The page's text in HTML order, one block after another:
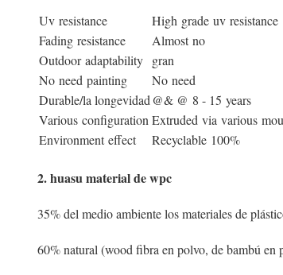
Uv resistance
High grade uv resistance
Fading resistance
Almost no
Outdoor adaptability gran
No need painting
No need
Durable/la longevidad @& @ 8 - 15 years
Various configuration Extruded via various
Environment effect
Recyclable 100%
2. huasu material de wpc
35% del medio ambiente los materiales de
60% natural (wood fibra en polvo, de bambú en